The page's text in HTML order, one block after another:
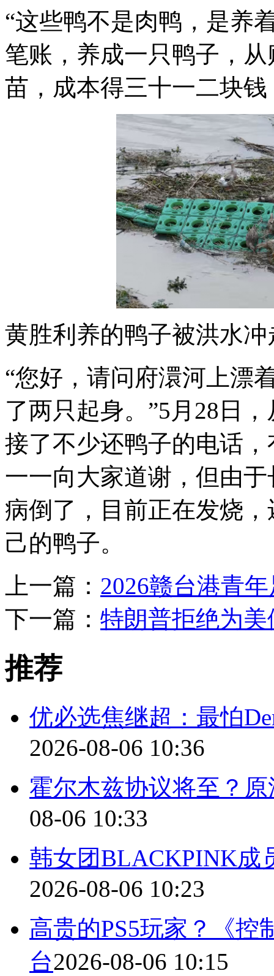
“这些鸭不是肉鸭，是养
笔账，养成一只鸭子，
苗，成本得三十一二块
黄胜利养的鸭子被洪水
“您好，请问府澴河上漂
了两只起身。”5月28日
接了不少还鸭子的电话
一一向大家道谢，但由
病倒了，目前正在发烧
己的鸭子。
上一篇： 2026赣台港青
下一篇： 特朗普拒绝为
推荐
优必选焦继超：最怕
2026-08-06 10:36
霍尔木兹协议将至？
08-06 10:33
韩女团BLACKPINK成
2026-08-06 10:23
高贵的PS5玩家？《控
台2026-08-06 10:15